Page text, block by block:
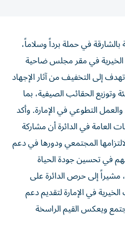
في حملة برداً وسلاماً،
الخيرية في مقر مجلس ضاحية
إلى التخفيف من آثار الإجهاد
وتوزيع الحقائب الصيفية، بما
التطوعي في الإمارة. وأكد
العامة في الدائرة أن مشاركة
المجتمعي ودورها في دعم
في تحسين جودة الحياة
إلى حرص الدائرة على
في الإمارة لتقديم دعم
ويعكس القيم الراسخة